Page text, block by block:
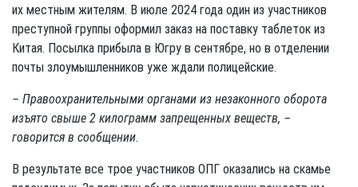
их местным жителям. В июле 2024 года один из участников
преступной группы оформил заказ на поставку таблеток из
Китая. Посылка прибыла в Югру в сентябре, но в отделении
почты злоумышленников уже ждали полицейские.
– Правоохранительными органами из незаконного оборота
изъято свыше 2 килограмм запрещенных веществ, –
говорится в сообщении.
В результате все трое участников ОПГ оказались на скамье